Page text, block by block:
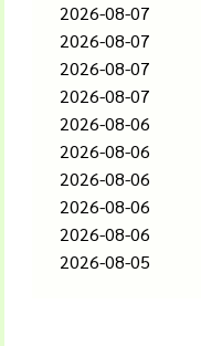
2026-08-07
2026-08-07
2026-08-07
2026-08-07
2026-08-06
2026-08-06
2026-08-06
2026-08-06
2026-08-06
2026-08-05